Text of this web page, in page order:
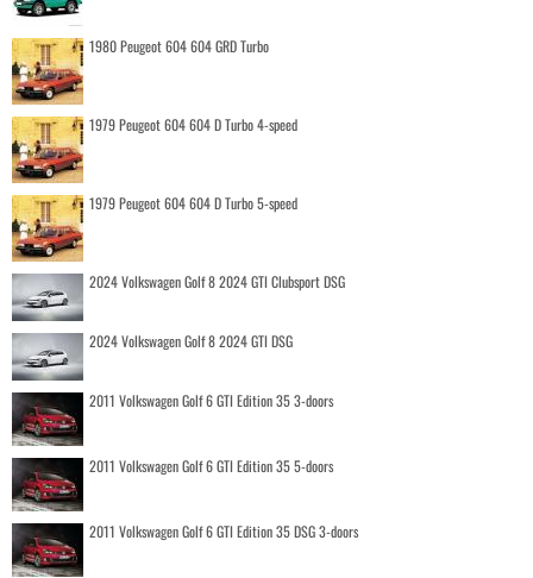
1980 Peugeot 604 604 GRD Turbo
1979 Peugeot 604 604 D Turbo 4-speed
1979 Peugeot 604 604 D Turbo 5-speed
2024 Volkswagen Golf 8 2024 GTI Clubsport DSG
2024 Volkswagen Golf 8 2024 GTI DSG
2011 Volkswagen Golf 6 GTI Edition 35 3-doors
2011 Volkswagen Golf 6 GTI Edition 35 5-doors
2011 Volkswagen Golf 6 GTI Edition 35 DSG 3-doors